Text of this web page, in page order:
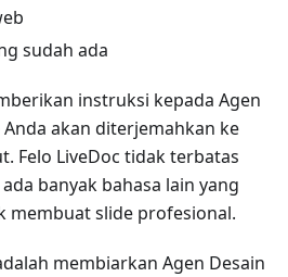
sudah ada
instruksi kepada Agen
akan diterjemahkan ke
Felo LiveDoc tidak terbatas
banyak bahasa lain yang
membuat slide profesional.
membiarkan Agen Desain